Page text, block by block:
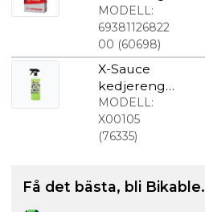
700 x 23-
28C 80 mm
MODELL:
69381126822
00 (60698)
X-Sauce
kedjerengö
ring
avfettning
900 ml
MODELL:
X00105
(76335)
Få det bästa, bli Bikable.